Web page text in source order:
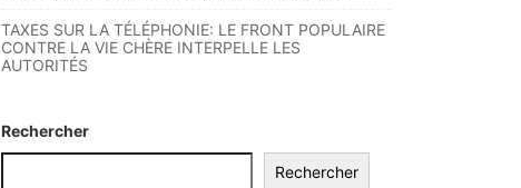
TAXES SUR LA TÉLÉPHONIE: LE FRONT POPULAIRE
CONTRE LA VIE CHÈRE INTERPELLE LES
AUTORITÉS
Rechercher
Rechercher